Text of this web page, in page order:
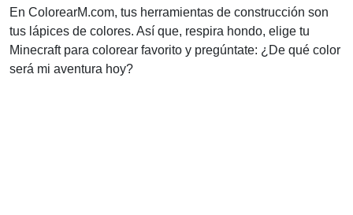
En ColorearM.com, tus herramientas de construcción son
tus lápices de colores. Así que, respira hondo, elige tu
Minecraft para colorear favorito y pregúntate: ¿De qué color
será mi aventura hoy?